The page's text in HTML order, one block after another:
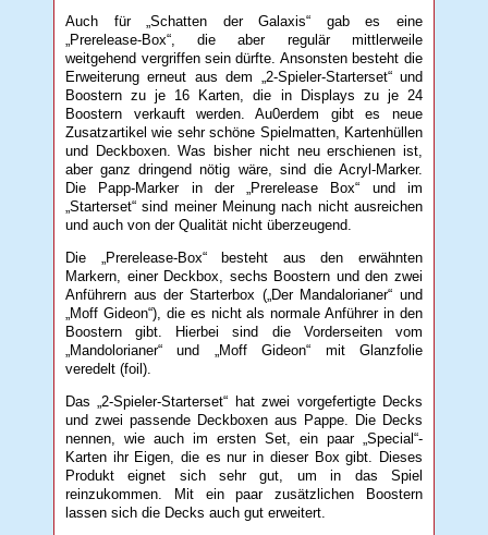
Auch für „Schatten der Galaxis“ gab es eine
„Prerelease-Box“, die aber regulär mittlerweile
weitgehend vergriffen sein dürfte. Ansonsten besteht die
Erweiterung erneut aus dem „2-Spieler-Starterset“ und
Boostern zu je 16 Karten, die in Displays zu je 24
Boostern verkauft werden. Au0erdem gibt es neue
Zusatzartikel wie sehr schöne Spielmatten, Kartenhüllen
und Deckboxen. Was bisher nicht neu erschienen ist,
aber ganz dringend nötig wäre, sind die Acryl-Marker.
Die Papp-Marker in der „Prerelease Box“ und im
„Starterset“ sind meiner Meinung nach nicht ausreichen
und auch von der Qualität nicht überzeugend.
Die „Prerelease-Box“ besteht aus den erwähnten
Markern, einer Deckbox, sechs Boostern und den zwei
Anführern aus der Starterbox („Der Mandalorianer“ und
„Moff Gideon“), die es nicht als normale Anführer in den
Boostern gibt. Hierbei sind die Vorderseiten vom
„Mandolorianer“ und „Moff Gideon“ mit Glanzfolie
veredelt (foil).
Das „2-Spieler-Starterset“ hat zwei vorgefertigte Decks
und zwei passende Deckboxen aus Pappe. Die Decks
nennen, wie auch im ersten Set, ein paar „Special“-
Karten ihr Eigen, die es nur in dieser Box gibt. Dieses
Produkt eignet sich sehr gut, um in das Spiel
reinzukommen. Mit ein paar zusätzlichen Boostern
lassen sich die Decks auch gut erweitert.